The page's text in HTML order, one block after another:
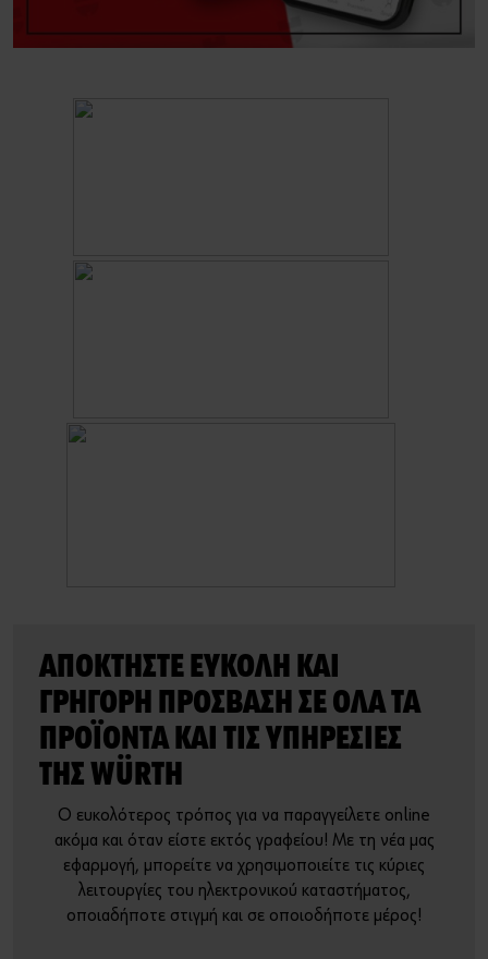
Οικονομικά Στοιχεία
ΑΠΟΚΤΉΣΤΕ ΕΎΚΟΛΗ ΚΑΙ
ΓΡΉΓΟΡΗ ΠΡΌΣΒΑΣΗ ΣΕ ΌΛΑ ΤΑ
ΠΡΟΪΌΝΤΑ ΚΑΙ ΤΙΣ ΥΠΗΡΕΣΊΕΣ
ΤΗΣ WÜRTH
Ο ευκολότερος τρόπος για να παραγγείλετε online
ακόμα και όταν είστε εκτός γραφείου! Με τη νέα μας
εφαρμογή, μπορείτε να χρησιμοποιείτε τις κύριες
λειτουργίες του ηλεκτρονικού καταστήματος,
οποιαδήποτε στιγμή και σε οποιοδήποτε μέρος!